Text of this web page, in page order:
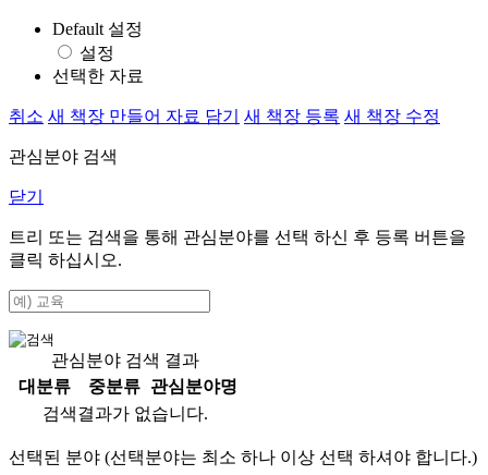
Default 설정
설정
선택한 자료
취소 새 책장 만들어 자료 담기 새 책장 등록 새 책장 수정
관심분야 검색
닫기
트리 또는 검색을 통해 관심분야를 선택 하신 후 등록 버튼을
클릭 하십시오.
관심분야 검색 결과
대분류
중분류
관심분야명
검색결과가 없습니다.
선택된 분야 (선택분야는 최소 하나 이상 선택 하셔야 합니다.)